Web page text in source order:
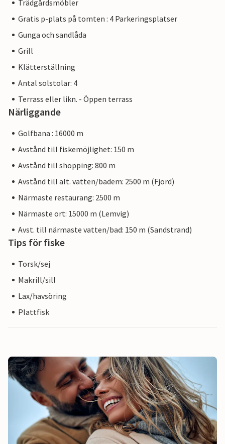
Trädgårdsmöbler
Gratis p-plats på tomten : 4 Parkeringsplatser
Gunga och sandlåda
Grill
Klätterställning
Antal solstolar: 4
Terrass eller likn. - Öppen terrass
Närliggande
Golfbana : 16000 m
Avstånd till fiskemöjlighet: 150 m
Avstånd till shopping: 800 m
Avstånd till alt. vatten/badem: 2500 m (Fjord)
Närmaste restaurang: 2500 m
Närmaste ort: 15000 m (Lemvig)
Avst. till närmaste vatten/bad: 150 m (Sandstrand)
Tips för fiske
Torsk/sej
Makrill/sill
Lax/havsöring
Plattfisk